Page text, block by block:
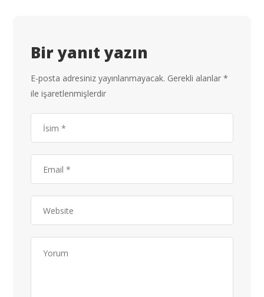
Bir yanıt yazın
E-posta adresiniz yayınlanmayacak. Gerekli alanlar*
ile işaretlenmişlerdir